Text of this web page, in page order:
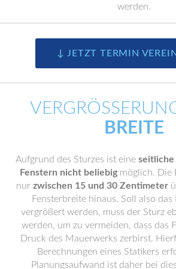
werden.
↓ JETZT TERMIN
BREITE
Aufgrund des Sturzes ist eine seitliche
Fenstern nicht beliebigmöglich. Die
nur zwischen 15 und 30 Zentimeter
Fensterbreite hinaus. Soll also das
vergrößert werden, muss der Sturz
werden, um zu vermeiden, dass das
Druck des Mauerwerks zerbirst.
Berechnungen eines Statikers
Planungsaufwand ist daher bei